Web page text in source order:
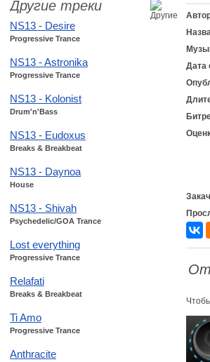
Другие треки
NS13 - Desire
Progressive Trance
NS13 - Astronika
Progressive Trance
NS13 - Kolonist
Drum'n'Bass
NS13 - Eudoxus
Breaks & Breakbeat
NS13 - Daynoa
House
NS13 - Shivah
Psychedelic/GOA Trance
Lost everything
Progressive Trance
Relafati
Breaks & Breakbeat
Ti Amo
Progressive Trance
Anthracite
Дата